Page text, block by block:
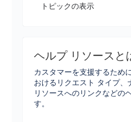
トピックの表示
ヘルプ リソースと
カスタマーを支援するため
おけるリクエスト タイプ、
リソースへのリンクなどの
す。